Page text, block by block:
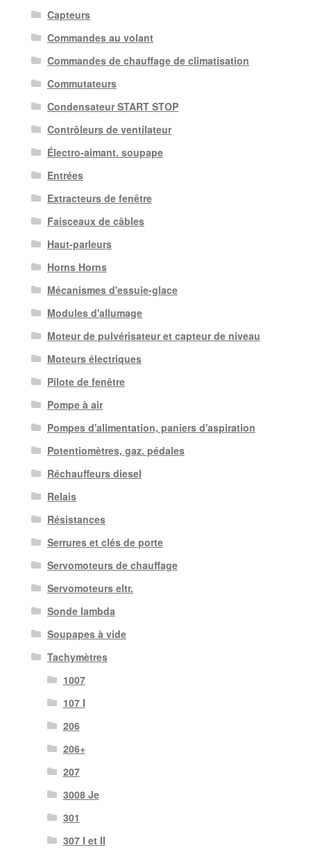
Capteurs
Commandes au volant
Commandes de chauffage de climatisation
Commutateurs
Condensateur START STOP
Contrôleurs de ventilateur
Électro-aimant. soupape
Entrées
Extracteurs de fenêtre
Faisceaux de câbles
Haut-parleurs
Horns Horns
Mécanismes d'essuie-glace
Modules d'allumage
Moteur de pulvérisateur et capteur de niveau
Moteurs électriques
Pilote de fenêtre
Pompe à air
Pompes d'alimentation, paniers d'aspiration
Potentiomètres, gaz. pédales
Réchauffeurs diesel
Relais
Résistances
Serrures et clés de porte
Servomoteurs de chauffage
Servomoteurs eltr.
Sonde lambda
Soupapes à vide
Tachymètres
1007
107 I
206
206+
207
3008 Je
301
307 I et II